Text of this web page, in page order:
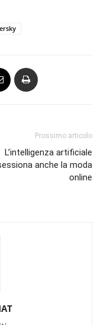
Prossimo articolo
L’intelligenza artificiale
anche la moda
online